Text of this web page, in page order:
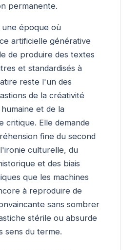
permanente.
une époque où
artificielle générative
de produire des textes
et standardisés à
reste l'un des
de la créativité
et de la
critique. Elle demande
fine du second
culturelle, du
et des biais
que les machines
à reproduire de
sans sombrer
stérile ou absurde
sens du terme.